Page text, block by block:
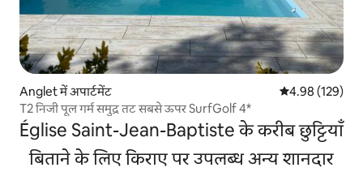
Anglet में अपार्टमेंट औसत रेटिंग 5 में से
4.98 (129)
T2 निजी पूल गर्म समुद्र तट सबसे ऊपर SurfGolf 4*
Église Saint-Jean-Baptiste के करीब छुट्टियाँ
बिताने के लिए किराए पर उपलब्ध अन्य शानदार